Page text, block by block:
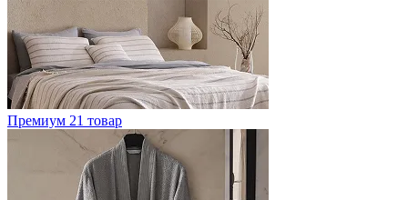
Премиум 21 товар